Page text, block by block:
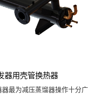
器用壳管换热器
最为减压蒸馏器操作十分广